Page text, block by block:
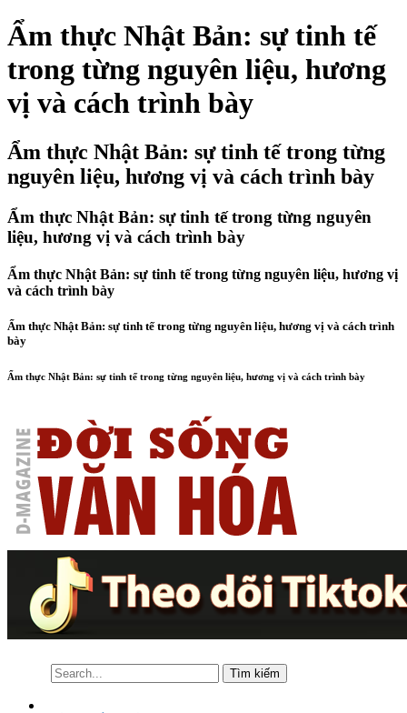
Ẩm thực Nhật Bản: sự tinh tế
trong từng nguyên liệu, hương
vị và cách trình bày
Ẩm thực Nhật Bản: sự tinh tế trong từng
nguyên liệu, hương vị và cách trình bày
Ẩm thực Nhật Bản: sự tinh tế trong từng nguyên
liệu, hương vị và cách trình bày
Ẩm thực Nhật Bản: sự tinh tế trong từng nguyên liệu, hương vị
và cách trình bày
Ẩm thực Nhật Bản: sự tinh tế trong từng nguyên liệu, hương vị và cách trình
bày
Ẩm thực Nhật Bản: sự tinh tế trong từng nguyên liệu, hương vị và cách trình bày